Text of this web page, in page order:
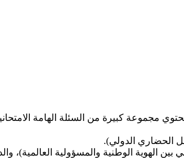
مجموعة كبيرة من السئلة الهامة
الحضاري الدولي).
بين الهوية الوطنية والمسؤولية العالمية)،